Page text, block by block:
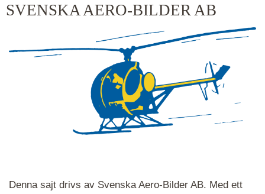
SVENSKA AERO-BILDER AB
Denna sajt drivs av Svenska Aero-Bilder AB. Med ett